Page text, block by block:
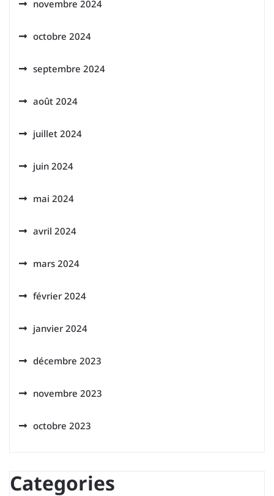
novembre 2024
octobre 2024
septembre 2024
août 2024
juillet 2024
juin 2024
mai 2024
avril 2024
mars 2024
février 2024
janvier 2024
décembre 2023
novembre 2023
octobre 2023
Categories